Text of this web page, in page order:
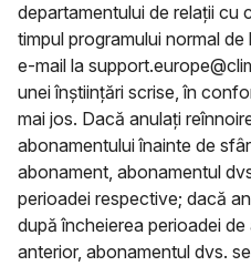
departamentului de relații
timpul programului normal
e-mail la
unei înștiințări scrise, în
mai jos. Dacă anulați
abonamentului înainte de
abonament, abonamentul
perioadei respective; dacă
după încheierea perioadei
anterior, abonamentul dvs.